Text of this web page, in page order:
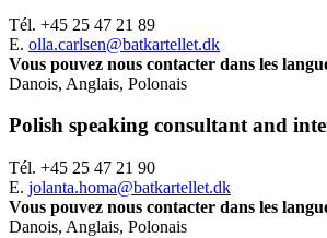
Tél. +45 25 47 21 89
E. olla.carlsen@batkartellet.dk
Vous pouvez nous contacter dans les
Danois, Anglais, Polonais
Polish speaking consultant and
Tél. +45 25 47 21 90
E. jolanta.homa@batkartellet.dk
Vous pouvez nous contacter dans les
Danois, Anglais, Polonais